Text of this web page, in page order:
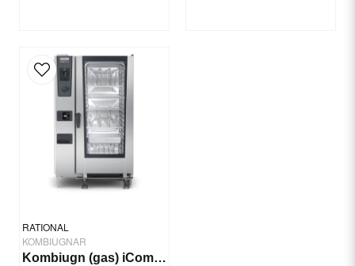
RATIONAL
KOMBIUGNAR
Kombiugn (gas) iCombi Classic 20-2/1
Låsbar kontrollpanel
Möjlighet för anslutning till en
energioptimeringsanläggning
Potentialfri kontakt för extern styrning